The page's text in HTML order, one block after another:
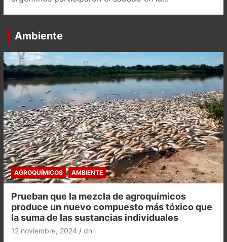
Ambiente
AGROQUÍMICOS AMBIENTE
Prueban que la mezcla de agroquímicos
produce un nuevo compuesto más tóxico que
la suma de las sustancias individuales
12 noviembre, 2024 dn